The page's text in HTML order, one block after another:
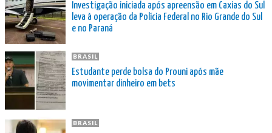
Investigação iniciada após apreensão em Caxias do Sul
leva à operação da Polícia Federal no Rio Grande do Sul
e no Paraná
BRASIL
Estudante perde bolsa do Prouni após mãe
movimentar dinheiro em bets
BRASIL